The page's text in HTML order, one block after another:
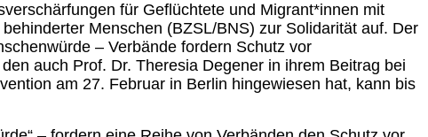
für Geflüchtete und Migrant*innen mit
Menschen (BZSL/BNS) zur Solidarität auf. Der
– Verbände fordern Schutz vor
auch Prof. Dr. Theresia Degener in ihrem Beitrag bei
am 27. Februar in Berlin hingewiesen hat, kann bis